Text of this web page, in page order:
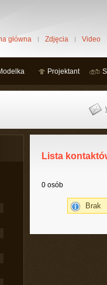
główna Zdjęcia Video
Projektant
Lista
0 osób
Brak